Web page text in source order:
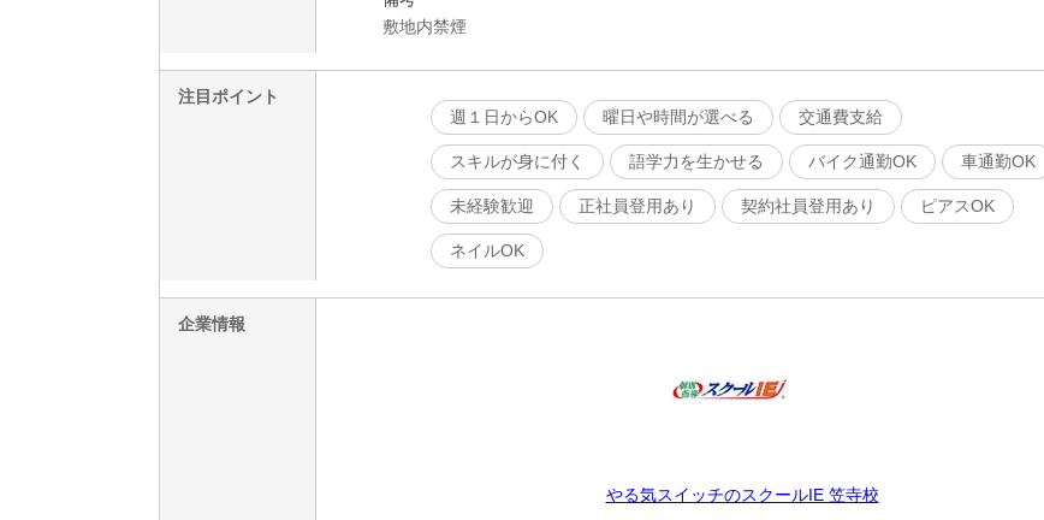
敷地内禁煙
注目ポイント
週１日からOK
曜日や時間が選べる 交通費支給
スキルが身に付く 語学力を生かせる バイク通勤OK 車通勤OK
未経験歓迎 正社員登用あり 契約社員登用あり ピアスOK
ネイルOK
企業情報
やる気スイッチのスクールIE 笠寺校